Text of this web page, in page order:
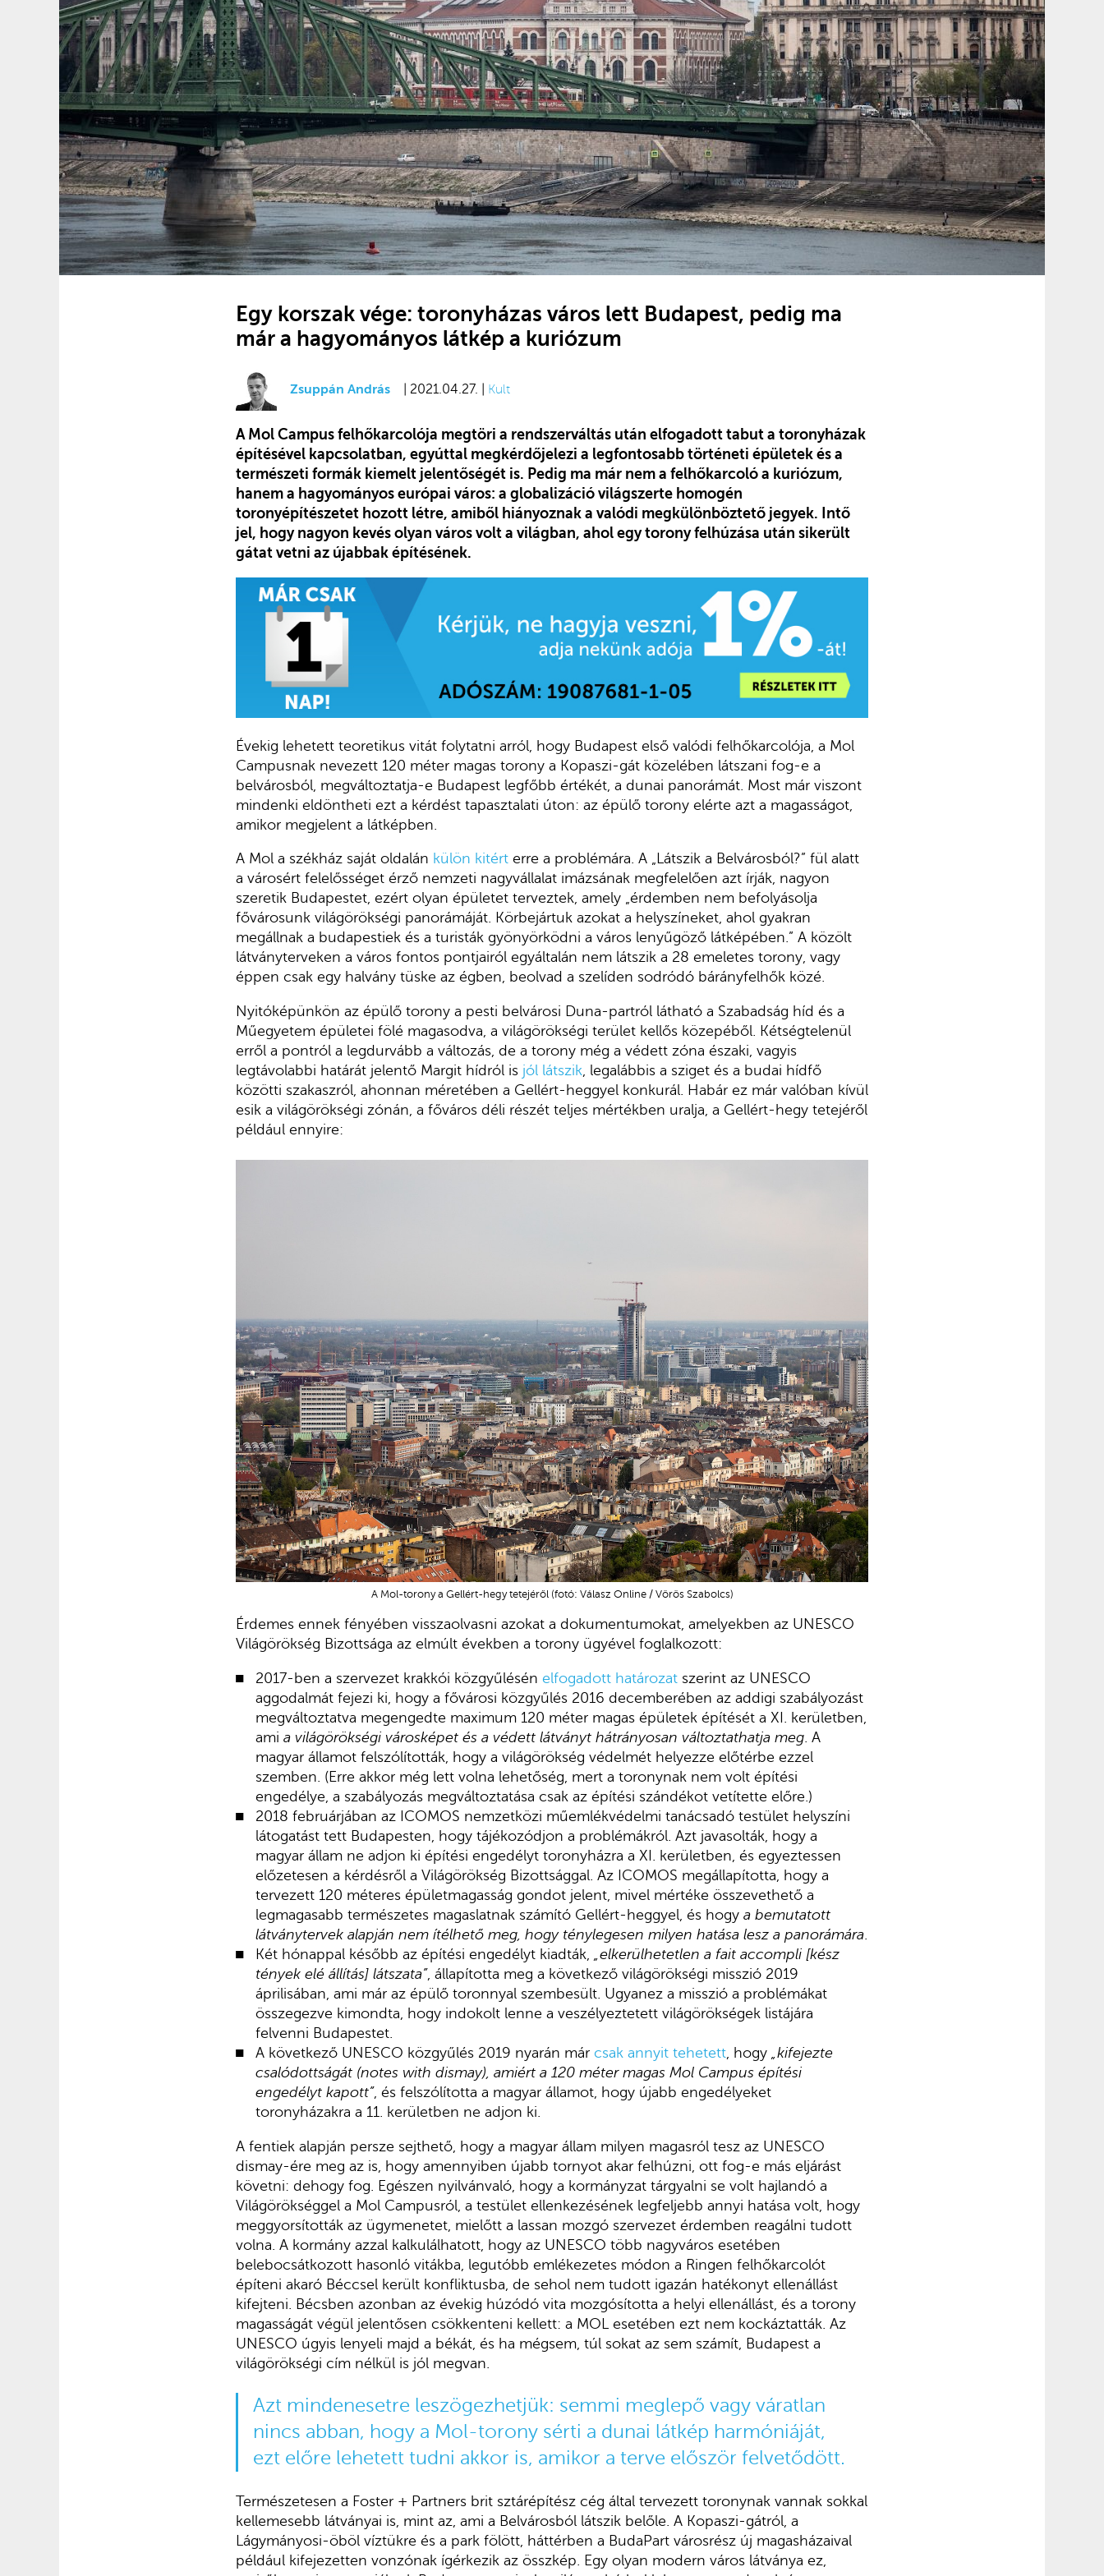
Egy korszak vége: toronyházas város lett Budapest, pedig ma
már a hagyományos látkép a kuriózum
Zsuppán András | 2021.04.27. | Kult
A Mol Campus felhőkarcolója megtöri a rendszerváltás után elfogadott tabut a toronyházak
építésével kapcsolatban, egyúttal megkérdőjelezi a legfontosabb történeti épületek és a
természeti formák kiemelt jelentőségét is. Pedig ma már nem a felhőkarcoló a kuriózum,
hanem a hagyományos európai város: a globalizáció világszerte homogén
toronyépítészetet hozott létre, amiből hiányoznak a valódi megkülönböztető jegyek. Intő
jel, hogy nagyon kevés olyan város volt a világban, ahol egy torony felhúzása után sikerült
gátat vetni az újabbak építésének.
Évekig lehetett teoretikus vitát folytatni arról, hogy Budapest első valódi felhőkarcolója, a Mol
Campusnak nevezett 120 méter magas torony a Kopaszi-gát közelében látszani fog-e a
belvárosból, megváltoztatja-e Budapest legfőbb értékét, a dunai panorámát. Most már viszont
mindenki eldöntheti ezt a kérdést tapasztalati úton: az épülő torony elérte azt a magasságot,
amikor megjelent a látképben.
A Mol a székház saját oldalán külön kitért erre a problémára. A „Látszik a Belvárosból?” fül alatt
a városért felelősséget érző nemzeti nagyvállalat imázsának megfelelően azt írják, nagyon
szeretik Budapestet, ezért olyan épületet terveztek, amely „érdemben nem befolyásolja
fővárosunk világörökségi panorámáját. Körbejártuk azokat a helyszíneket, ahol gyakran
megállnak a budapestiek és a turisták gyönyörködni a város lenyűgöző látképében.” A közölt
látványterveken a város fontos pontjairól egyáltalán nem látszik a 28 emeletes torony, vagy
éppen csak egy halvány tüske az égben, beolvad a szelíden sodródó bárányfelhők közé.
Nyitóképünkön az épülő torony a pesti belvárosi Duna-partról látható a Szabadság híd és a
Műegyetem épületei fölé magasodva, a világörökségi terület kellős közepéből. Kétségtelenül
erről a pontról a legdurvább a változás, de a torony még a védett zóna északi, vagyis
legtávolabbi határát jelentő Margit hídról is jól látszik , legalábbis a sziget és a budai hídfő
közötti szakaszról, ahonnan méretében a Gellért-heggyel konkurál. Habár ez már valóban kívül
esik a világörökségi zónán, a főváros déli részét teljes mértékben uralja, a Gellért-hegy tetejéről
például ennyire:
A Mol-torony a Gellért-hegy tetejéről (fotó: Válasz Online / Vörös Szabolcs)
Érdemes ennek fényében visszaolvasni azokat a dokumentumokat, amelyekben az UNESCO
Világörökség Bizottsága az elmúlt években a torony ügyével foglalkozott:
2017-ben a szervezet krakkói közgyűlésénelfogadott határozat szerint az UNESCO
aggodalmát fejezi ki, hogy a fővárosi közgyűlés 2016 decemberében az addigi szabályozást
megváltoztatva megengedte maximum 120 méter magas épületek építését a XI. kerületben,
amia világörökségi városképet és a védett látványt hátrányosan változtathatja meg . A
magyar államot felszólították, hogy a világörökség védelmét helyezze előtérbe ezzel
szemben. (Erre akkor még lett volna lehetőség, mert a toronynak nem volt építési
engedélye, a szabályozás megváltoztatása csak az építési szándékot vetítette előre.)
2018 februárjában az ICOMOS nemzetközi műemlékvédelmi tanácsadó testület helyszíni
látogatást tett Budapesten, hogy tájékozódjon a problémákról. Azt javasolták, hogy a
magyar állam ne adjon ki építési engedélyt toronyházra a XI. kerületben, és egyeztessen
előzetesen a kérdésről a Világörökség Bizottsággal. Az ICOMOS megállapította, hogy a
tervezett 120 méteres épületmagasság gondot jelent, mivel mértéke összevethető a
legmagasabb természetes magaslatnak számító Gellért-heggyel, és hogya bemutatott
látványtervek alapján nem ítélhető meg, hogy ténylegesen milyen hatása lesz a panorámára
Két hónappal később az építési engedélyt kiadták,
„elkerülhetetlen a fait accompli [kész
tények elé állítás] látszata”, állapította meg a következő világörökségi misszió 2019
áprilisában, ami már az épülő toronnyal szembesült. Ugyanez a misszió a problémákat
összegezve kimondta, hogy indokolt lenne a veszélyeztetett világörökségek listájára
felvenni Budapestet.
A következő UNESCO közgyűlés 2019 nyarán márcsak annyit tehetett , hogy „kifejezte
csalódottságát (notes with dismay), amiért a 120 méter magas Mol Campus építési
engedélyt kapott”, és felszólította a magyar államot, hogy újabb engedélyeket
toronyházakra a 11. kerületben ne adjon ki.
A fentiek alapján persze sejthető, hogy a magyar állam milyen magasról tesz az UNESCO
dismay-ére meg az is, hogy amennyiben újabb tornyot akar felhúzni, ott fog-e más eljárást
követni: dehogy fog. Egészen nyilvánvaló, hogy a kormányzat tárgyalni se volt hajlandó a
Világörökséggel a Mol Campusról, a testület ellenkezésének legfeljebb annyi hatása volt, hogy
meggyorsították az ügymenetet, mielőtt a lassan mozgó szervezet érdemben reagálni tudott
volna. A kormány azzal kalkulálhatott, hogy az UNESCO több nagyváros esetében
belebocsátkozott hasonló vitákba, legutóbb emlékezetes módon a Ringen felhőkarcolót
építeni akaró Béccsel került konfliktusba, de sehol nem tudott igazán hatékonyt ellenállást
kifejteni. Bécsben azonban az évekig húzódó vita mozgósította a helyi ellenállást, és a torony
magasságát végül jelentősen csökkenteni kellett: a MOL esetében ezt nem kockáztatták. Az
UNESCO úgyis lenyeli majd a békát, és ha mégsem, túl sokat az sem számít, Budapest a
világörökségi cím nélkül is jól megvan.
Azt mindenesetre leszögezhetjük: semmi meglepő vagy váratlan
nincs abban, hogy a Mol-torony sérti a dunai látkép harmóniáját,
ezt előre lehetett tudni akkor is, amikor a terve először felvetődött.
Természetesen a Foster + Partners brit sztárépítész cég által tervezett toronynak vannak sokkal
kellemesebb látványai is, mint az, ami a Belvárosból látszik belőle. A Kopaszi-gátról, a
Lágymányosi-öböl víztükre és a park fölött, háttérben a BudaPart városrész új magasházaival
például kifejezetten vonzónak ígérkezik az összkép. Egy olyan modern város látványa ez,